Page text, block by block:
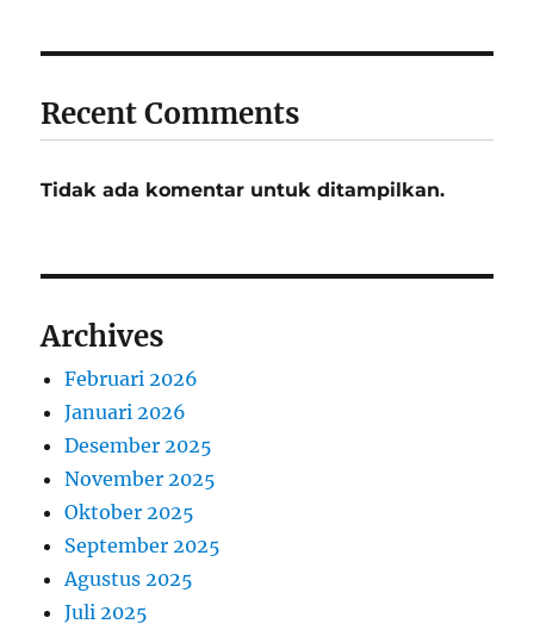
Recent Comments
Tidak ada komentar untuk ditampilkan.
Archives
Februari 2026
Januari 2026
Desember 2025
November 2025
Oktober 2025
September 2025
Agustus 2025
Juli 2025